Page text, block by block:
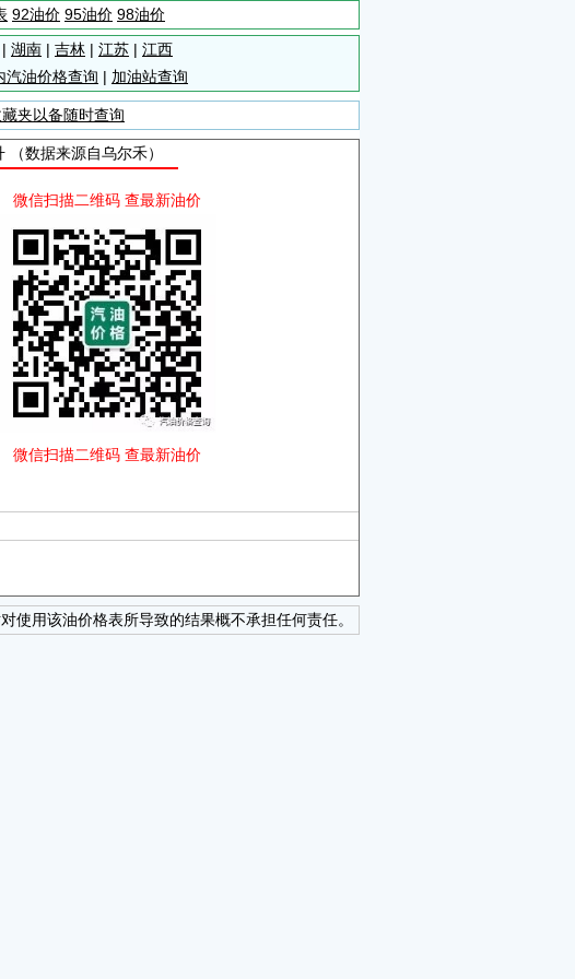
92油价 95油价 98油价
| 湖南 | 吉林 | 江苏 | 江西
汽油价格查询 | 加油站查询
夹以备随时查询
数据来源自乌尔禾）
微信扫描二维码 查最新油价
微信扫描二维码 查最新油价
使用该油价格表所导致的结果概不承担任何责任。